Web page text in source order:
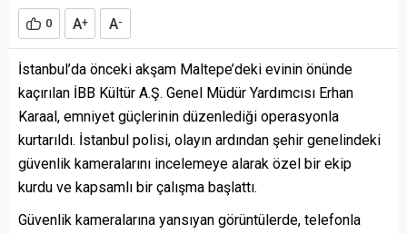
0 A+ A-
İstanbul’da önceki akşam Maltepe’deki evinin önünde
kaçırılan İBB Kültür A.Ş. Genel Müdür Yardımcısı Erhan
Karaal, emniyet güçlerinin düzenlediği operasyonla
kurtarıldı. İstanbul polisi, olayın ardından şehir genelindeki
güvenlik kameralarını incelemeye alarak özel bir ekip
kurdu ve kapsamlı bir çalışma başlattı.
Güvenlik kameralarına yansıyan görüntülerde, telefonla